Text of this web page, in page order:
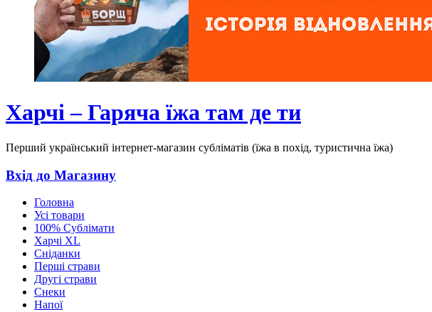
Харчі – Гаряча їжа там де ти
Перший український інтернет-магазин субліматів (їжа в похід, туристична їжа)
Вхід до Магазину
Головна
Усі товари
100% Сублімати
Харчі XL
Сніданки
Перші страви
Другі страви
Снеки
Напої